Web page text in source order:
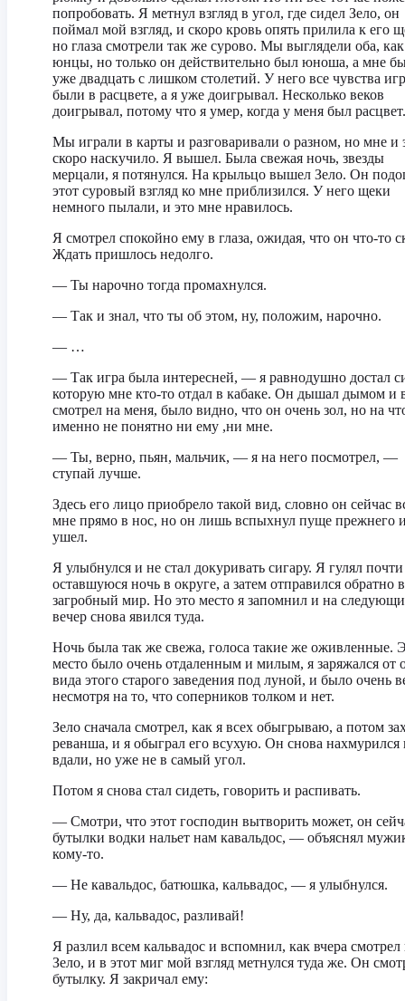
попробовать. Я метнул взгляд в угол, где сидел Зело, он
поймал мой взгляд, и скоро кровь опять прилила к его
но глаза смотрели так же сурово. Мы выглядели оба, как
юнцы, но только он действительно был юноша, а мне
уже двадцать с лишком столетий. У него все чувства
были в расцвете, а я уже доигрывал. Несколько веков
доигрывал, потому что я умер, когда у меня был расцвет.
Мы играли в карты и разговаривали о разном, но мне и
скоро наскучило. Я вышел. Была свежая ночь, звезды
мерцали, я потянулся. На крыльцо вышел Зело. Он
этот суровый взгляд ко мне приблизился. У него щеки
немного пылали, и это мне нравилось.
Я смотрел спокойно ему в глаза, ожидая, что он что-то
Ждать пришлось недолго.
— Ты нарочно тогда промахнулся.
— Так и знал, что ты об этом, ну, положим, нарочно.
— …
— Так игра была интересней, — я равнодушно достал
которую мне кто-то отдал в кабаке. Он дышал дымом и
смотрел на меня, было видно, что он очень зол, но на
именно не понятно ни ему ,ни мне.
— Ты, верно, пьян, мальчик, — я на него посмотрел, —
ступай лучше.
Здесь его лицо приобрело такой вид, словно он сейчас
мне прямо в нос, но он лишь вспыхнул пуще прежнего
ушел.
Я улыбнулся и не стал докуривать сигару. Я гулял
оставшуюся ночь в округе, а затем отправился обратно в
загробный мир. Но это место я запомнил и на
вечер снова явился туда.
Ночь была так же свежа, голоса такие же оживленные.
место было очень отдаленным и милым, я заряжался от
вида этого старого заведения под луной, и было очень
несмотря на то, что соперников толком и нет.
Зело сначала смотрел, как я всех обыгрываю, а потом
реванша, и я обыграл его всухую. Он снова нахмурился
вдали, но уже не в самый угол.
Потом я снова стал сидеть, говорить и распивать.
— Смотри, что этот господин вытворить может, он
бутылки водки нальет нам кавальдос, — объяснял
кому-то.
— Не кавальдос, батюшка, кальвадос, — я улыбнулся.
— Ну, да, кальвадос, разливай!
Я разлил всем кальвадос и вспомнил, как вчера смотрел
Зело, и в этот миг мой взгляд метнулся туда же. Он
бутылку. Я закричал ему: